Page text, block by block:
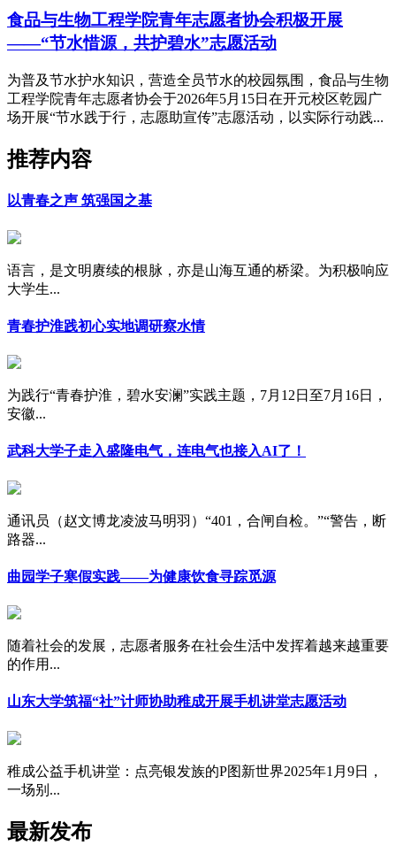
食品与生物工程学院青年志愿者协会积极开展
——“节水惜源，共护碧水”志愿活动
为普及节水护水知识，营造全员节水的校园氛围，食品与生物
工程学院青年志愿者协会于2026年5月15日在开元校区乾园广
场开展“节水践于行，志愿助宣传”志愿活动，以实际行动践...
推荐内容
以青春之声 筑强国之基
语言，是文明赓续的根脉，亦是山海互通的桥梁。为积极响应
大学生...
青春护淮践初心实地调研察水情
为践行“青春护淮，碧水安澜”实践主题，7月12日至7月16日，
安徽...
武科大学子走入盛隆电气，连电气也接入AI了！
通讯员（赵文博龙凌波马明羽）“401，合闸自检。”“警告，断
路器...
曲园学子寒假实践——为健康饮食寻踪觅源
随着社会的发展，志愿者服务在社会生活中发挥着越来越重要
的作用...
山东大学筑福“社”计师协助稚成开展手机讲堂志愿活动
稚成公益手机讲堂：点亮银发族的P图新世界2025年1月9日，
一场别...
最新发布